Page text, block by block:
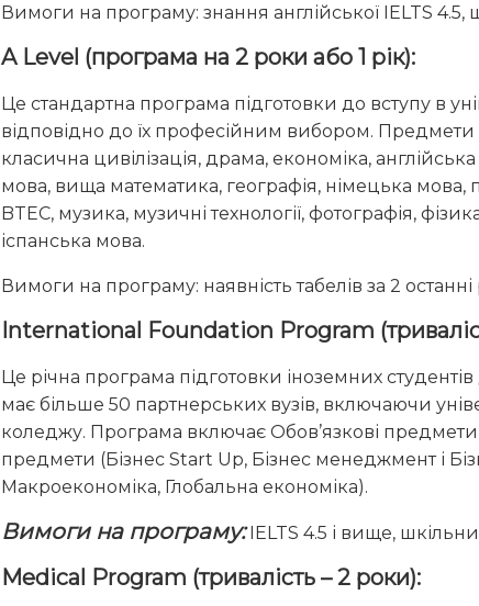
Вимоги на програму: знання англійської IELTS 4.5,
A Level (програма на 2 роки або 1 рік):
Це стандартна програма підготовки до вступу в
відповідно до їх професійним вибором. Предмети
класична цивілізація, драма, економіка,
мова, вища математика, географія, німецька мова,
BTEC, музика, музичні технології, фотографія,
іспанська мова.
Вимоги на програму: наявність табелів за 2
International Foundation Program
Це річна програма підготовки іноземних
має більше 50 партнерських вузів, включаючи
коледжу. Програма включає Обов’язкові
предмети (Бізнес Start Up, Бізнес менеджмент і
Макроекономіка, Глобальна економіка).
Вимоги на програму:IELTS 4.5 і вище,
Medical Program (тривалість – 2 роки):